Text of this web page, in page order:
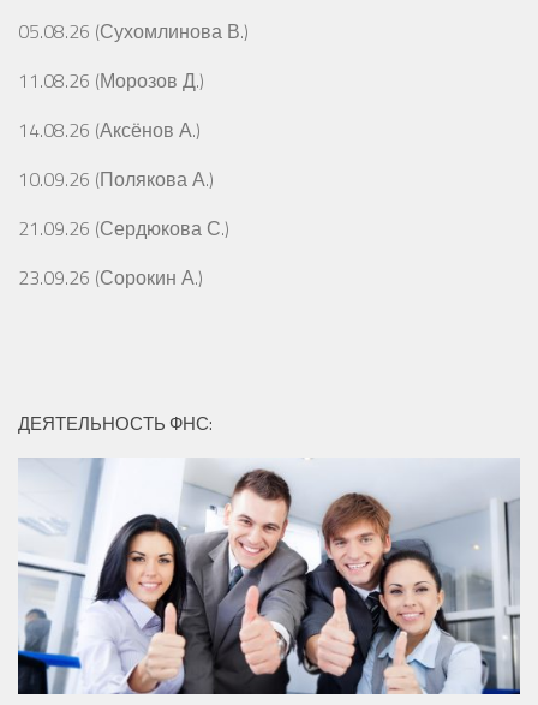
05.08.26 (Сухомлинова В.)
11.08.26 (Морозов Д.)
14.08.26 (Аксёнов А.)
10.09.26 (Полякова А.)
21.09.26 (Сердюкова С.)
23.09.26 (Сорокин А.)
ДЕЯТЕЛЬНОСТЬ ФНС: